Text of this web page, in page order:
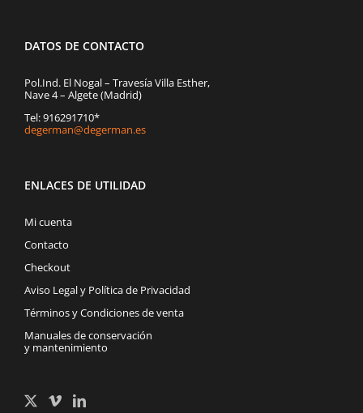
DATOS DE CONTACTO
Pol.Ind. El Nogal – Travesía Villa Esther,
Nave 4 – Algete (Madrid)
Tel: 916291710*
degerman@degerman.es
ENLACES DE UTILIDAD
Mi cuenta
Contacto
Checkout
Aviso Legal y Política de Privacidad
Términos y Condiciones de venta
Manuales de conservación
y mantenimiento